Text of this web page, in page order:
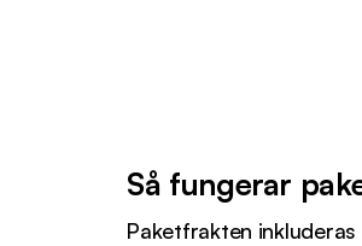
Så fungerar
Paketfrakten